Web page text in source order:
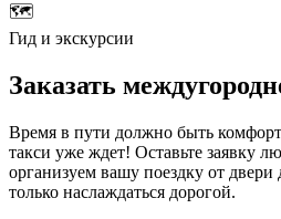
🗺️
Гид и экскурсии
Заказать
Время в пути должно быть
такси уже ждет! Оставьте заявку
организуем вашу поездку от двери
только наслаждаться дорогой.